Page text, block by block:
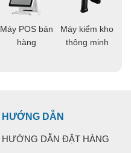
Máy POS bán
hàng
Máy kiểm kho
thông minh
HƯỚNG DẪN
HƯỚNG DẪN ĐẶT HÀNG